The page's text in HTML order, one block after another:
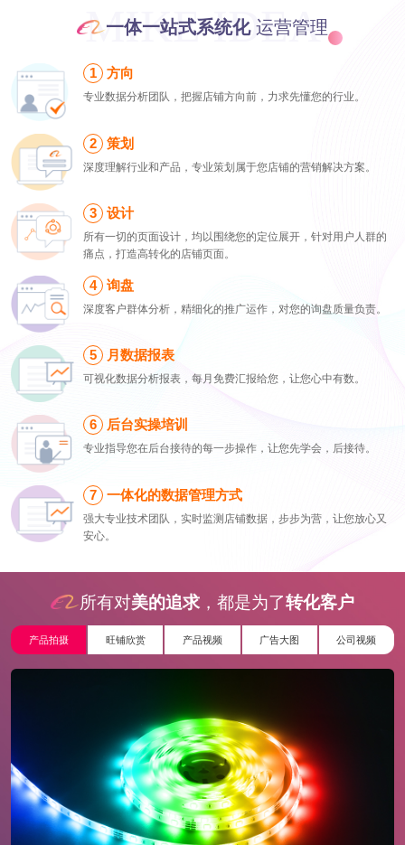
MIKE IDEA
一体一站式系统化运营管理
方向
专业数据分析团队，把握店铺方向前，力求先懂您的行业。
策划
深度理解行业和产品，专业策划属于您店铺的营销解决方案。
设计
所有一切的页面设计，均以围绕您的定位展开，针对用户人群的
痛点，打造高转化的店铺页面。
询盘
深度客户群体分析，精细化的推广运作，对您的询盘质量负责。
月数据报表
可视化数据分析报表，每月免费汇报给您，让您心中有数。
后台实操培训
专业指导您在后台接待的每一步操作，让您先学会，后接待。
一体化的数据管理方式
强大专业技术团队，实时监测店铺数据，步步为营，让您放心又
安心。
所有对美的追求 ，都是为了转化客户
产品拍摄 旺铺欣赏 产品视频 广告大图 公司视频